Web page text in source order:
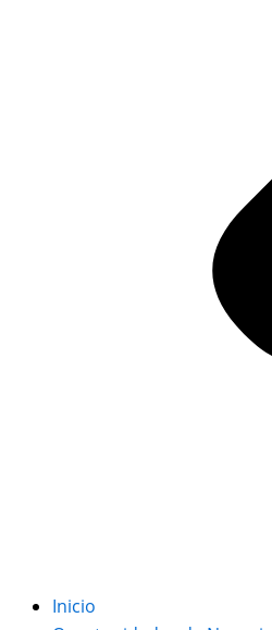
Inicio